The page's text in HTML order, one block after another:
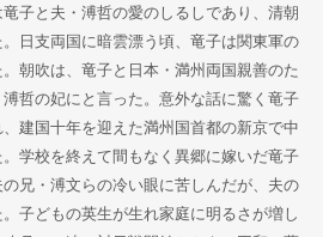
子と夫・溥哲の愛のしるしであり、清朝
日支両国に暗雲漂う頃、竜子は関東軍の
朝吹は、竜子と日本・満州両国親善のた
哲の妃にと言った。意外な話に驚く竜子
建国十年を迎えた満州国首都の新京で中
学校を終えて間もなく異郷に嫁いだ竜子
兄・溥文らの冷い眼に苦しんだが、夫の
子どもの英生が生れ家庭に明るさが増し